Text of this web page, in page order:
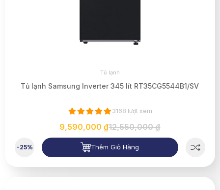
Tủ lạnh
Tủ lạnh Samsung Inverter 345 lít RT35CG5544B1/SV
3168 lượt xem
9,590,000 ₫12,550,000 ₫
-25% Thêm Giỏ Hàng